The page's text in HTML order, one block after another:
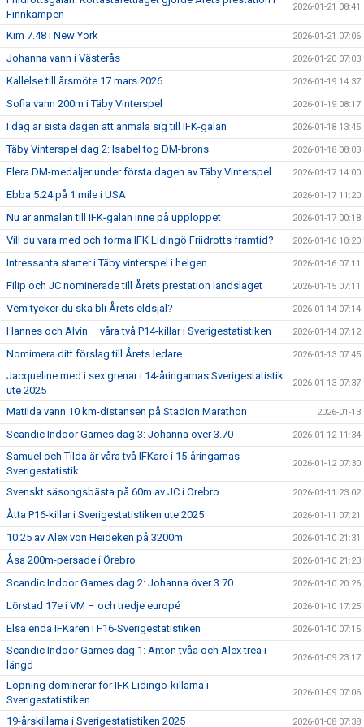
Finnkampen
2026-01-21 08:41
Kim 7.48 i New York 2026-01-21 07:06
Johanna vann i Västerås 2026-01-20 07:03
Kallelse till årsmöte 17 mars 2026 2026-01-19 14:37
Sofia vann 200m i Täby Vinterspel 2026-01-19 08:17
I dag är sista dagen att anmäla sig till IFK-galan 2026-01-18 13:45
Täby Vinterspel dag 2: Isabel tog DM-brons 2026-01-18 08:03
Flera DM-medaljer under första dagen av Täby Vinterspel 2026-01-17 14:00
Ebba 5:24 på 1 mile i USA 2026-01-17 11:20
Nu är anmälan till IFK-galan inne på upploppet 2026-01-17 00:18
Vill du vara med och forma IFK Lidingö Friidrotts framtid? 2026-01-16 10:20
Intressanta starter i Täby vinterspel i helgen 2026-01-16 07:11
Filip och JC nominerade till Årets prestation landslaget 2026-01-15 07:11
Vem tycker du ska bli Årets eldsjäl? 2026-01-14 07:14
Hannes och Alvin – våra två P14-killar i Sverigestatistiken 2026-01-14 07:12
Nomimera ditt förslag till Årets ledare 2026-01-13 07:45
Jacqueline med i sex grenar i 14-åringarnas Sverigestatistik
ute 2025
2026-01-13 07:37
Matilda vann 10 km-distansen på Stadion Marathon 2026-01-13
Scandic Indoor Games dag 3: Johanna över 3.70 2026-01-12 11:34
Samuel och Tilda är våra två IFKare i 15-åringarnas
Sverigestatistik
2026-01-12 07:30
Svenskt säsongsbästa på 60m av JC i Örebro 2026-01-11 23:02
Åtta P16-killar i Sverigestatistiken ute 2025 2026-01-11 07:21
10:25 av Alex von Heideken på 3200m 2026-01-10 21:31
Åsa 200m-persade i Örebro 2026-01-10 21:23
Scandic Indoor Games dag 2: Johanna över 3.70 2026-01-10 20:26
Lörstad 17e i VM – och tredje europé 2026-01-10 17:25
Elsa enda IFKaren i F16-Sverigestatistiken 2026-01-10 07:15
Scandic Indoor Games dag 1: Anton tvåa och Alex trea i
längd
2026-01-09 23:17
Löpning dominerar för IFK Lidingö-killarna i
Sverigestatistiken
2026-01-09 07:06
19-årskillarna i Sverigestatistiken 2025 2026-01-08 07:38